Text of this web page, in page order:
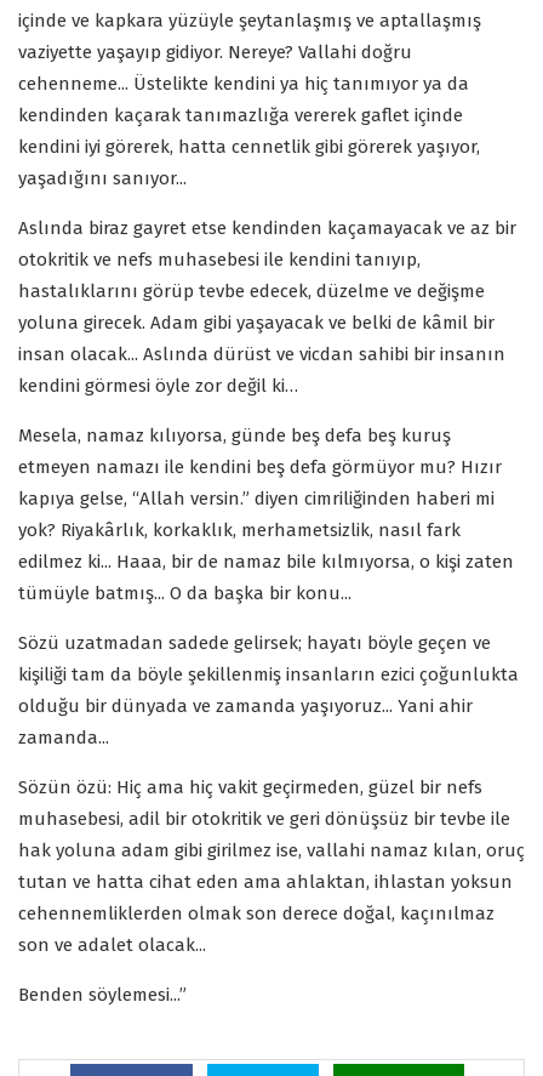
içinde ve kapkara yüzüyle şeytanlaşmış ve aptallaşmış
vaziyette yaşayıp gidiyor. Nereye? Vallahi doğru
cehenneme... Üstelikte kendini ya hiç tanımıyor ya da
kendinden kaçarak tanımazlığa vererek gaflet içinde
kendini iyi görerek, hatta cennetlik gibi görerek yaşıyor,
yaşadığını sanıyor...
Aslında biraz gayret etse kendinden kaçamayacak ve az bir
otokritik ve nefs muhasebesi ile kendini tanıyıp,
hastalıklarını görüp tevbe edecek, düzelme ve değişme
yoluna girecek. Adam gibi yaşayacak ve belki de kâmil bir
insan olacak... Aslında dürüst ve vicdan sahibi bir insanın
kendini görmesi öyle zor değil ki…
Mesela, namaz kılıyorsa, günde beş defa beş kuruş
etmeyen namazı ile kendini beş defa görmüyor mu? Hızır
kapıya gelse, “Allah versin.” diyen cimriliğinden haberi mi
yok? Riyakârlık, korkaklık, merhametsizlik, nasıl fark
edilmez ki... Haaa, bir de namaz bile kılmıyorsa, o kişi zaten
tümüyle batmış... O da başka bir konu...
Sözü uzatmadan sadede gelirsek; hayatı böyle geçen ve
kişiliği tam da böyle şekillenmiş insanların ezici çoğunlukta
olduğu bir dünyada ve zamanda yaşıyoruz... Yani ahir
zamanda...
Sözün özü: Hiç ama hiç vakit geçirmeden, güzel bir nefs
muhasebesi, adil bir otokritik ve geri dönüşsüz bir tevbe ile
hak yoluna adam gibi girilmez ise, vallahi namaz kılan, oruç
tutan ve hatta cihat eden ama ahlaktan, ihlastan yoksun
cehennemliklerden olmak son derece doğal, kaçınılmaz
son ve adalet olacak...
Benden söylemesi...”